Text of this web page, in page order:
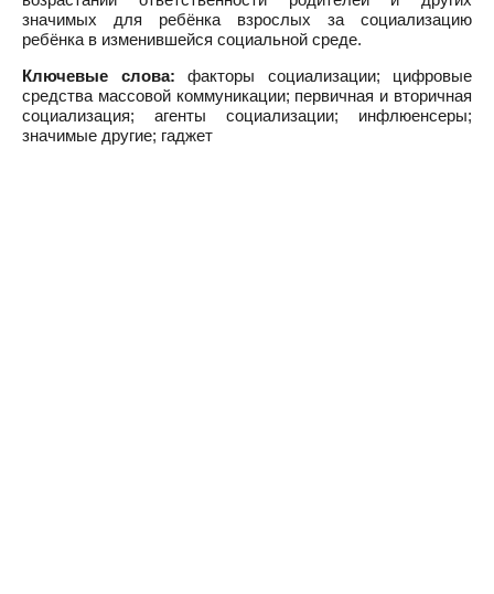
значимых для ребёнка взрослых за социализацию
ребёнка в изменившейся социальной среде.
Ключевые слова: факторы социализации; цифровые
средства массовой коммуникации; первичная и вторичная
социализация; агенты социализации; инфлюенсеры;
значимые другие; гаджет